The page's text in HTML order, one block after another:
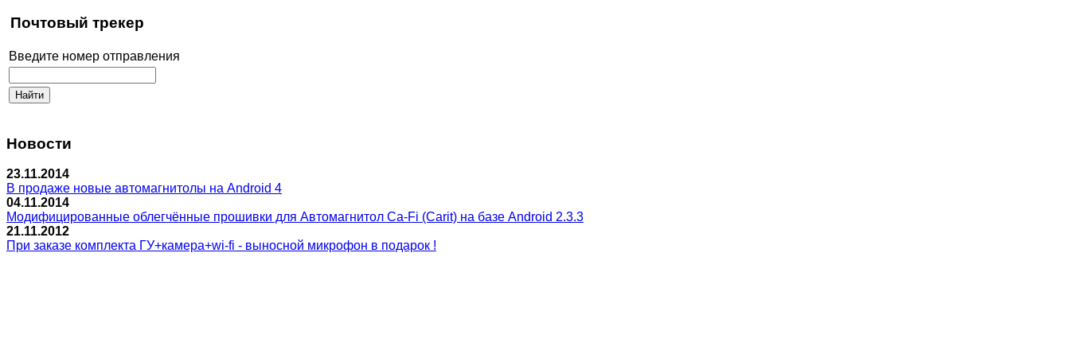
Почтовый трекер
Введите номер отправления
Новости
23.11.2014
В продаже новые автомагнитолы на Android 4
04.11.2014
Модифицированные облегчённые прошивки для Автомагнитол Ca-Fi (Carit) на базе Android 2.3.3
21.11.2012
При заказе комплекта ГУ+камера+wi-fi - выносной микрофон в подарок !